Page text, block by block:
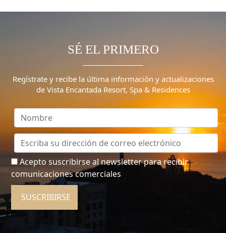
SÉ EL PRIMERO
Regístrate y recibe la última información y actualizaciones
de Vista Encantada Resort, Spa & Residences
Acepto suscribirse al newsletter para recibir
comunicaciones comerciales
SUSCRIBIRSE